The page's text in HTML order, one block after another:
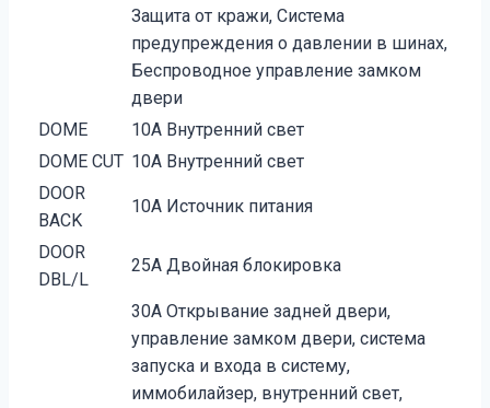
Защита от кражи, Система
предупреждения о давлении в шинах,
Беспроводное управление замком
двери
DOME
10A Внутренний свет
DOME CUT 10A Внутренний свет
DOOR
BACK
10A Источник питания
DOOR
DBL/L
25A Двойная блокировка
30A Открывание задней двери,
управление замком двери, система
запуска и входа в систему,
иммобилайзер, внутренний свет,